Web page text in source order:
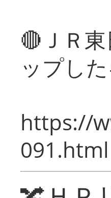
🔴ＪＲ
ップし
https://
091.html